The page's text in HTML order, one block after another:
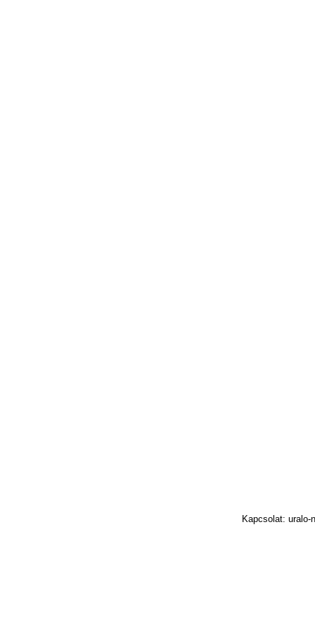
Kapcsolat: uralo-